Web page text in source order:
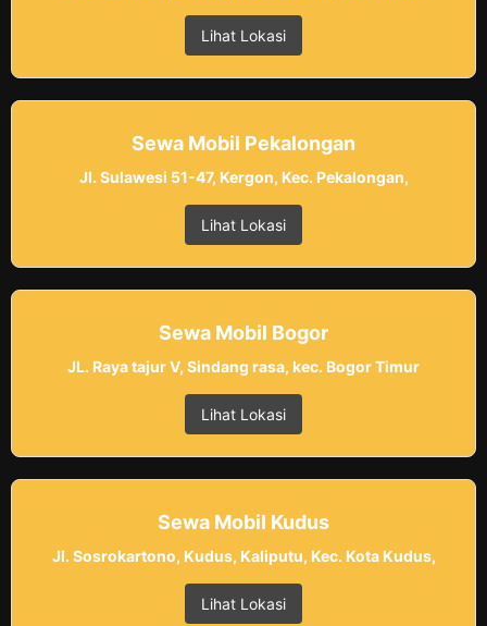
Lihat Lokasi
Sewa Mobil Pekalongan
Jl. Sulawesi 51-47, Kergon, Kec. Pekalongan,
Lihat Lokasi
Sewa Mobil Bogor
JL. Raya tajur V, Sindang rasa, kec. Bogor Timur
Lihat Lokasi
Sewa Mobil Kudus
Jl. Sosrokartono, Kudus, Kaliputu, Kec. Kota Kudus,
Lihat Lokasi